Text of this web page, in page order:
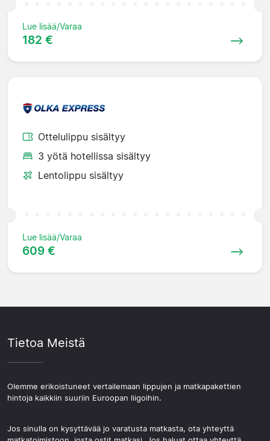
Lue lisää/Varaa
182 €
Ottelulippu sisältyy
3 yötä hotellissa sisältyy
Lentolippu sisältyy
Lue lisää/Varaa
609 €
Tietoa Meistä
Olemme erikoistuneet vertailemaan lippujen ja matkapakettien
hintoja kaikkiin suuriin Euroopan liigoihin.
Jos sinulla on kysyttävää jo varatusta matkasta, ota yhteyttä